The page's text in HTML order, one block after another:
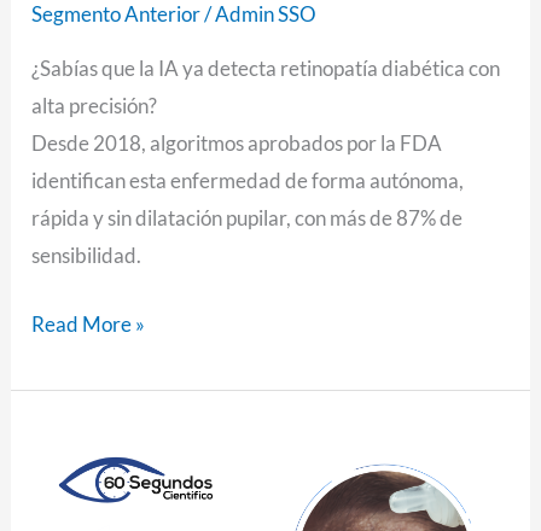
Segmento Anterior/Admin SSO
¿Sabías que la IA ya detecta retinopatía diabética con
alta precisión?
Desde 2018, algoritmos aprobados por la FDA
identifican esta enfermedad de forma autónoma,
rápida y sin dilatación pupilar, con más de 87% de
sensibilidad.
Read More »
medicamentos